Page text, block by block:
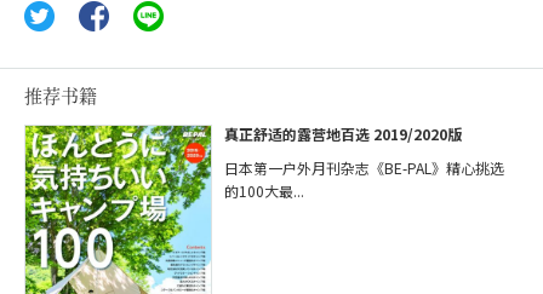
推荐书籍
真正舒适的露营地百选 2019/2020版
日本第一户外月刊杂志《BE-PAL》精心挑选
的100大最...